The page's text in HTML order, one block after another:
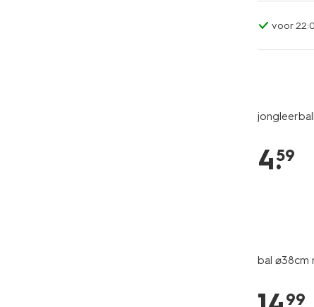
voor
4.
59
bal ⌀38cm
99